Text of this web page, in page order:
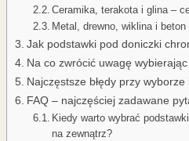
Ceramika, terakota i glina –
Metal, drewno, wiklina i
Jak podstawki pod doniczki
Na co zwrócić uwagę
Najczęstsze błędy przy wyborze
FAQ – najczęściej zadawane
Kiedy warto wybrać
na zewnątrz?